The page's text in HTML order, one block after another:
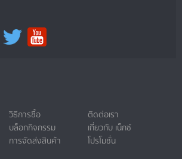
วิธีการซื้อ
บล็อกกิจกรรม
การจัดส่งสินค้า
ติดต่อเรา
เกี่ยวกับ เน็กซ์
โปรโมชั่น